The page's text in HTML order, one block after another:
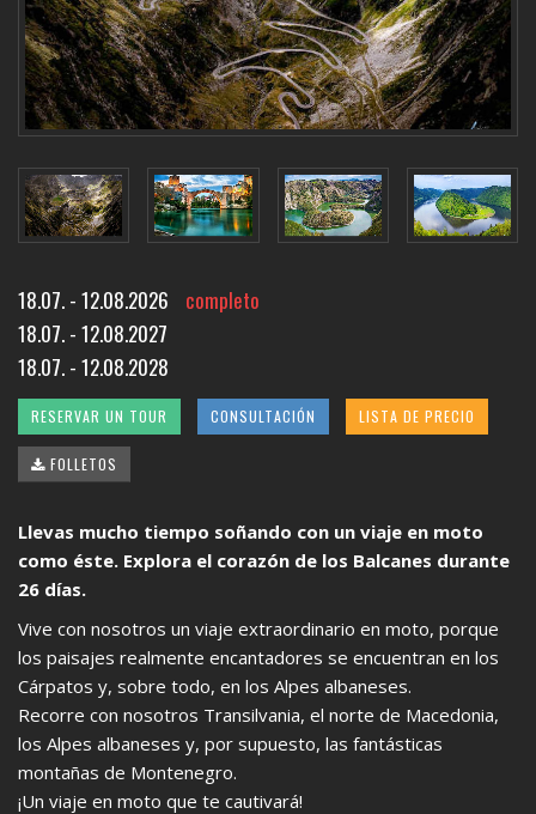
18.07. - 12.08.2026
completo
18.07. - 12.08.2027
18.07. - 12.08.2028
RESERVAR UN TOUR CONSULTACIÓN LISTA DE PRECIO
FOLLETOS
Llevas mucho tiempo soñando con un viaje en moto
como éste. Explora el corazón de los Balcanes durante
26 días.
Vive con nosotros un viaje extraordinario en moto, porque
los paisajes realmente encantadores se encuentran en los
Cárpatos y, sobre todo, en los Alpes albaneses.
Recorre con nosotros Transilvania, el norte de Macedonia,
los Alpes albaneses y, por supuesto, las fantásticas
montañas de Montenegro.
¡Un viaje en moto que te cautivará!